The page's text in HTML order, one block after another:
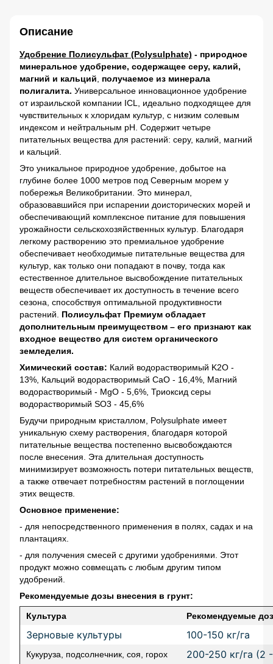
Описание
Удобрение Полисульфат (Polysulphate) - природное
минеральное удобрение, содержащее серу, калий,
магний и кальций
получаемое из минерала
полигалита. Универсальное инновационное удобрение
от израильской компании ICL, идеально подходящее для
чувствительных к хлоридам культур, с низким солевым
индексом и нейтральным рН. Содержит четыре
питательных вещества для растений: серу, калий, магний
и кальций.
Это уникальное природное удобрение, добытое на
глубине более 1000 метров под Северным морем у
побережья Великобритании. Это минерал,
образовавшийся при испарении доисторических морей и
обеспечивающий комплексное питание для повышения
урожайности сельскохозяйственных культур. Благодаря
легкому растворению это премиальное удобрение
обеспечивает необходимые питательные вещества для
культур, как только они попадают в почву, тогда как
естественное длительное высвобождение питательных
веществ обеспечивает их доступность в течение всего
сезона, способствуя оптимальной продуктивности
растений. Полисульфат Премиум обладает
дополнительным преимуществом – его признают как
входное вещество для систем органического
земледелия.
Химический состав: Калий водорастворимый K2O -
13%, Кальций водорастворимый CaO - 16,4%, Магний
водорастворимый - MgO - 5,6%, Триоксид серы
водорастворимый SO3 - 45,6%
Будучи природным кристаллом, Polysulphate имеет
уникальную схему растворения, благодаря которой
питательные вещества постепенно высвобождаются
после внесения. Эта длительная доступность
минимизирует возможность потери питательных веществ,
а также отвечает потребностям растений в поглощении
этих веществ.
Основное применение:
- для непосредственного применения в полях, садах и на
плантациях.
- для получения смесей с другими удобрениями. Этот
продукт можно совмещать с любым другим типом
удобрений.
Рекомендуемые дозы внесения в грунт:
Культура Рекомендуемые
Зерновые культуры 100-150 кг/га
Кукуруза, подсолнечник, соя, горох 200-250 кг/га (2